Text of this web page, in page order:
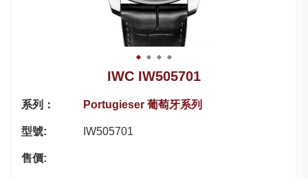
IWC IW505701
系列： Portugieser 葡萄牙系列
型號: IW505701
售價: